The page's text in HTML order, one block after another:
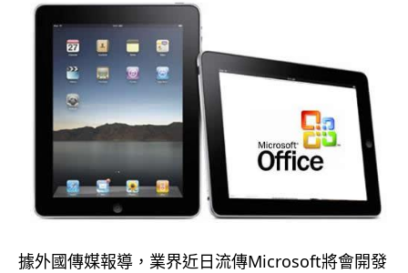
據外國傳媒報導，業界近日流傳Microsoft將會開發